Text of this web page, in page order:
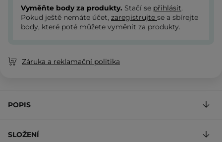
Vyměňte body za produkty. Stačí se přihlásit.
Pokud ještě nemáte účet, zaregistrujte se a sbírejte
body, které poté můžete vyměnit za produkty.
Záruka a reklamační politika
POPIS
SLOŽENÍ